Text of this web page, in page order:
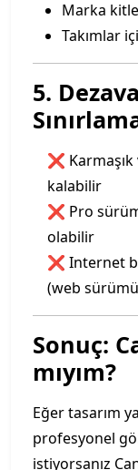
Marka
Takımlar
5.
❌
kalabilir
❌ Pro
olabilir
❌ Internet
(web
Sonuç:
mıyım?
Eğer tasarım
profesyonel
istiyorsanız